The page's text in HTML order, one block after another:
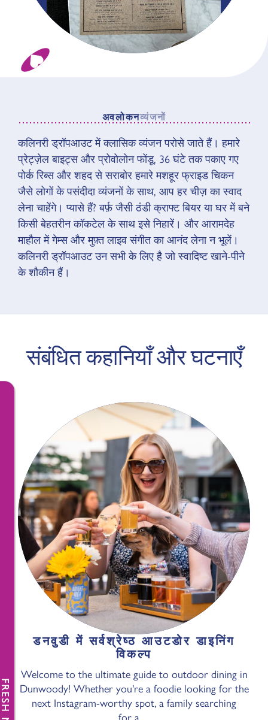
अवलोकनव्यंजनों
अवलोकन
कलिनरी ड्रॉपआउट में क्लासिक व्यंजन परोसे जाते हैं। हमारे
प्रेट्ज़ेल बाइट्स और प्रोवोलोन फोंडू, 36 घंटे तक पकाए गए
पोर्क रिब्स और शहद से सराबोर हमारे मशहूर फ्राइड चिकन
जैसे लोगों के पसंदीदा व्यंजनों के साथ, आप हर चीज़ का स्वाद
लेना चाहेंगे। प्यासे हैं? बर्फ़ जैसी ठंडी क्राफ्ट बियर या घर में बने
किसी बेहतरीन कॉकटेल के साथ इसे निहारें। और आरामदेह
माहौल में गेम्स और मुफ़्त लाइव संगीत का आनंद लेना न भूलें।
कलिनरी ड्रॉपआउट उन सभी के लिए है जो स्वादिष्ट खाने-पीने
के शौकीन हैं।
संबंधित कहानियाँ और घटनाएँ
डनवुडी में सर्वश्रेष्ठ आउटडोर डाइनिंग
विकल्प
Welcome to the ultimate guide to outdoor dining in
Dunwoody! Whether you're a foodie looking for the
next Instagram-worthy spot, a family searching
for a…